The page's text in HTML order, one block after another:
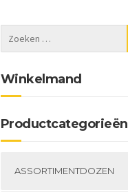
Winkelmand
Productcategorieën
ASSORTIMENTDOZEN